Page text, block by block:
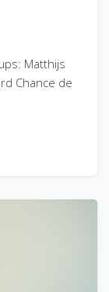
Matthijs
Chance de